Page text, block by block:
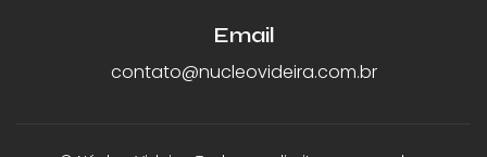
Email
contato@nucleovideira.com.br